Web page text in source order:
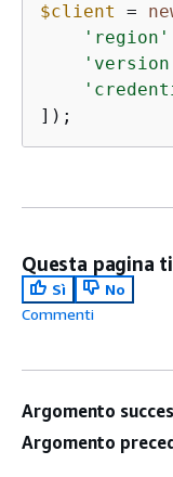
$client =
'region'
]);
Questa pagina
Sì
No
Commenti
Argomento
Argomento